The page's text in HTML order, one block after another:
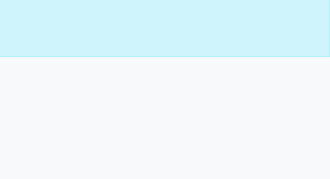
de préférence de l'auteur ou